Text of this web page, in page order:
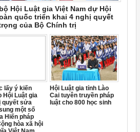
Hội Luật gia Việt Nam dự Hội
quốc triển khai 4 nghị quyết
của Bộ Chính trị
lấy ý kiến
Hội Luật gia
quyết sửa
một số
Hiến pháp
hòa xã hội
Hội Luật gia tỉnh Lào
Cai tuyên truyền pháp
luật cho 800 học sinh